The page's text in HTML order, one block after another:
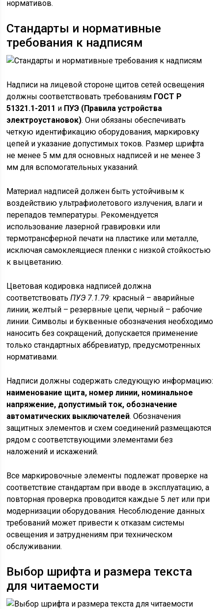
нормативов.
Стандарты и нормативные
требования к надписям
Надписи на лицевой стороне щитов сетей освещения
должны соответствовать требованиям ГОСТ Р
51321.1-2011 и ПУЭ (Правила устройства
электроустановок). Они обязаны обеспечивать
четкую идентификацию оборудования, маркировку
цепей и указание допустимых токов. Размер шрифта
не менее 5 мм для основных надписей и не менее 3
мм для вспомогательных указаний.
Материал надписей должен быть устойчивым к
воздействию ультрафиолетового излучения, влаги и
перепадов температуры. Рекомендуется
использование лазерной гравировки или
термотрансферной печати на пластике или металле,
исключая самоклеящиеся пленки с низкой стойкостью
к выцветанию.
Цветовая кодировка надписей должна
соответствоватьПУЭ 7.1.79: красный – аварийные
линии, желтый – резервные цепи, черный – рабочие
линии. Символы и буквенные обозначения необходимо
наносить без сокращений, допускается применение
только стандартных аббревиатур, предусмотренных
нормативами.
Надписи должны содержать следующую информацию:
наименование щита, номер линии, номинальное
напряжение, допустимый ток, обозначение
автоматических выключателей. Обозначения
защитных элементов и схем соединений размещаются
рядом с соответствующими элементами без
наложений и искажений.
Все маркировочные элементы подлежат проверке на
соответствие стандартам при вводе в эксплуатацию, а
повторная проверка проводится каждые 5 лет или при
модернизации оборудования. Несоблюдение данных
требований может привести к отказам системы
освещения и затруднениям при техническом
обслуживании.
Выбор шрифта и размера текста
для читаемости